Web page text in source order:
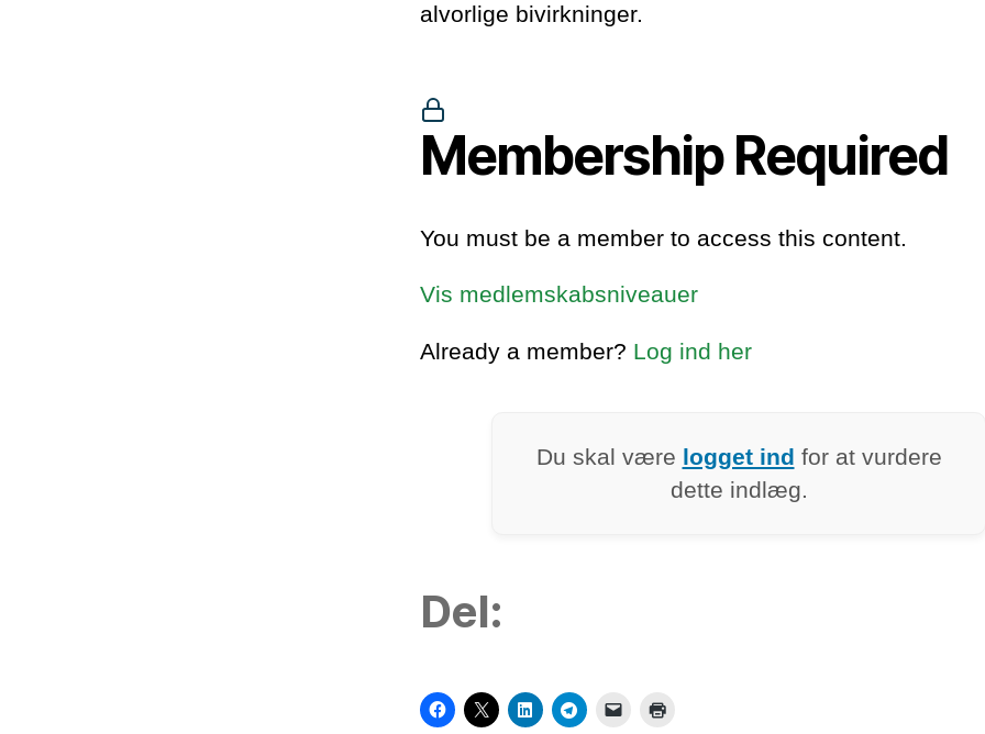
alvorlige bivirkninger.
Membership Required
You must be a member to access this content.
Vis medlemskabsniveauer
Already a member? Log ind her
Du skal være logget ind for at vurdere
dette indlæg.
Del: